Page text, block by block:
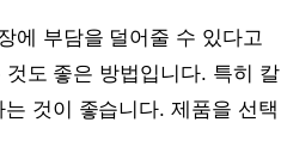
에 부담을 덜어줄 수 있다고
도 좋은 방법입니다. 특히 칼
것이 좋습니다. 제품을 선택